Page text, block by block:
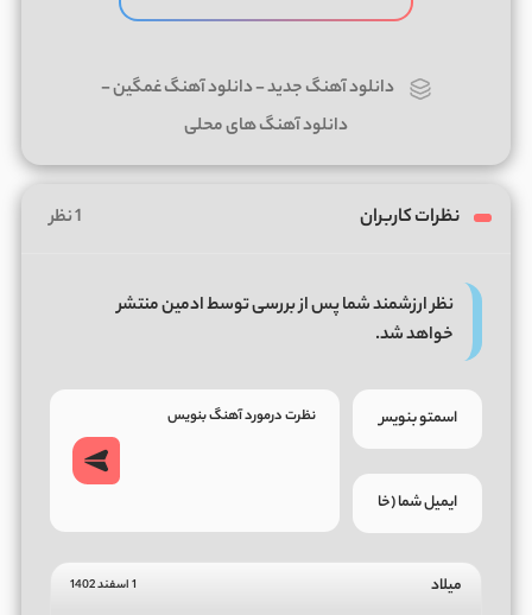
دانلود آهنگ جدید-دانلود آهنگ غمگین-
دانلود آهنگ های محلی
نظرات کاربران 1 نظر
نظر ارزشمند شما پس از بررسی توسط ادمین منتشر
خواهد شد.
میلاد 1 اسفند 1402